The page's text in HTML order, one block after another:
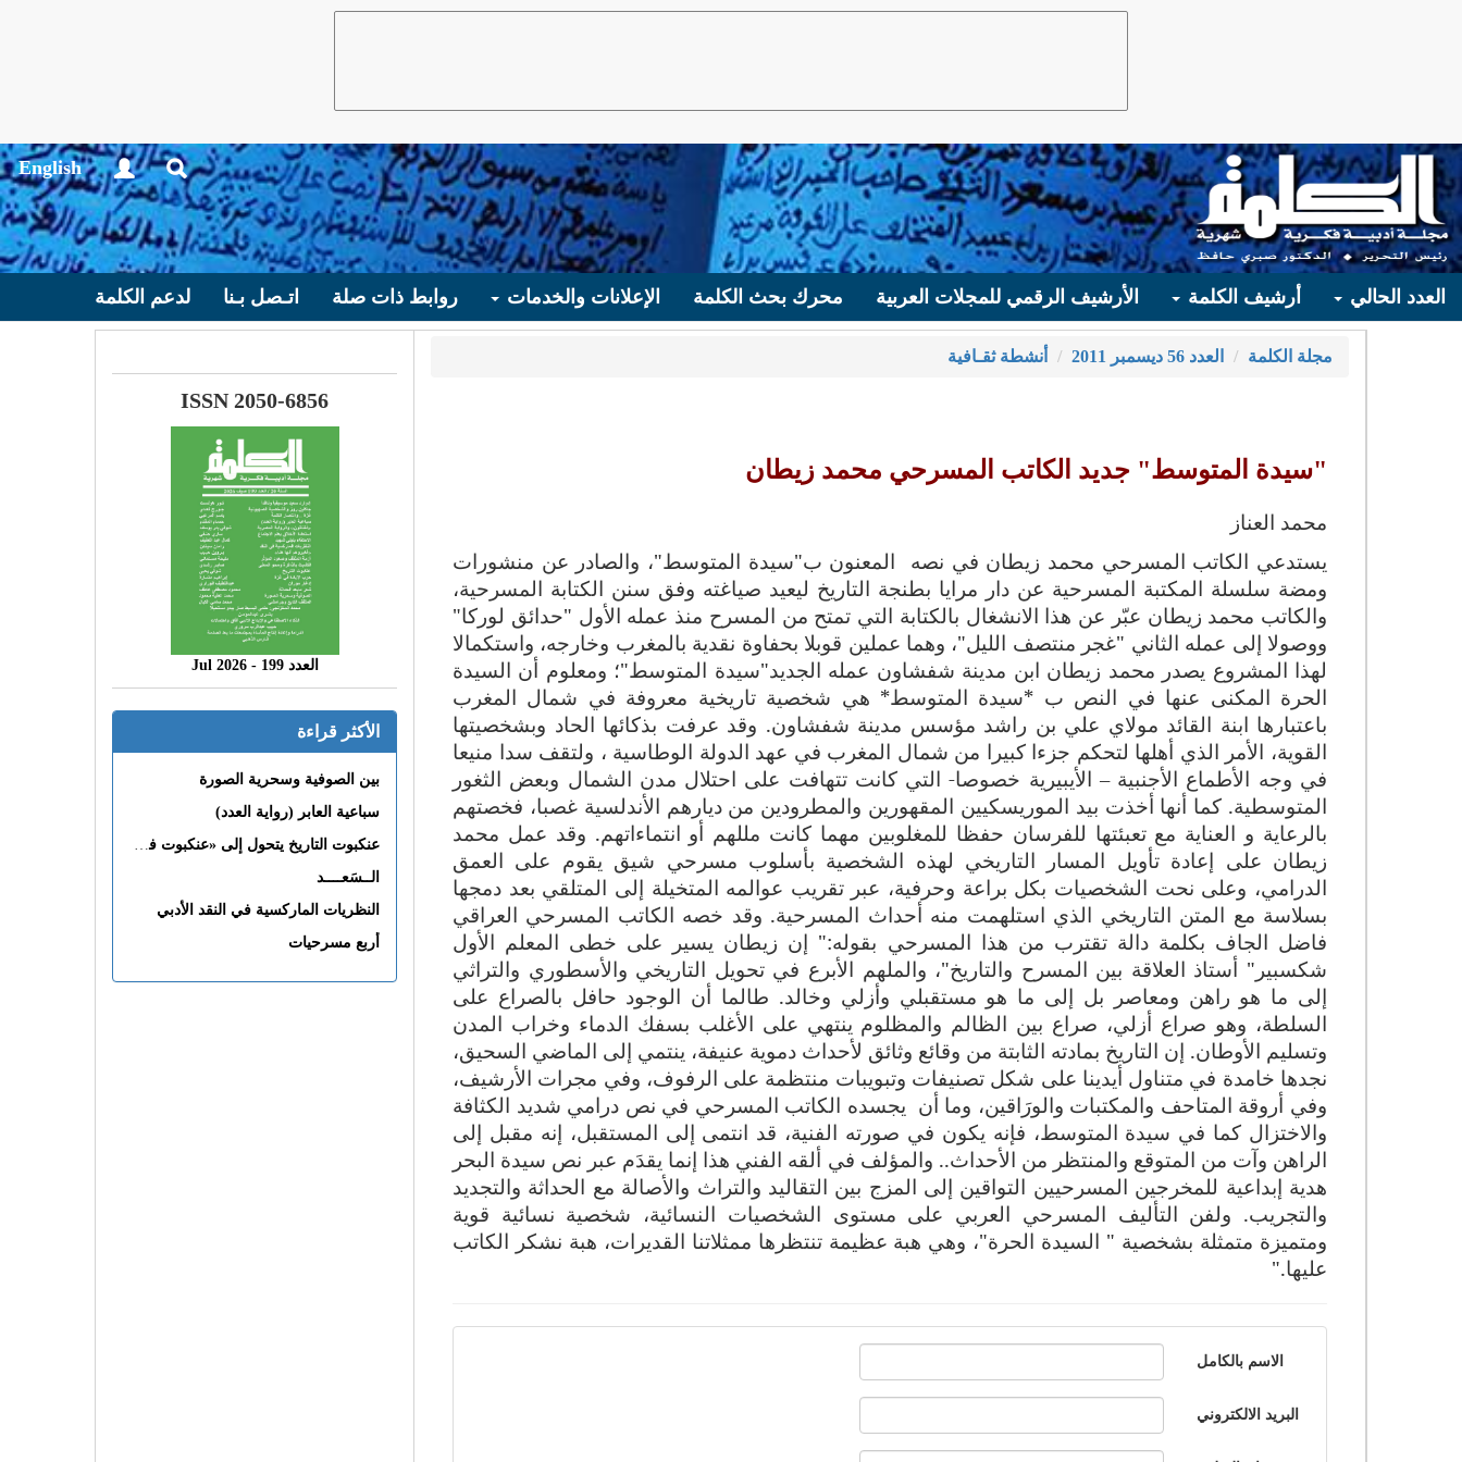
English
العدد الحالي أرشيف الكلمة الأرشيف الرقمي للمجلات العربية محرك بحث الكلمة الإعلانات والخدمات روابط ذات صلة اتـصل بـنا لدعم الكلمة
مجلة الكلمة العدد 56 ديسمبر 2011 أنشطة ثقـافية
"سيدة المتوسط" جديد الكاتب المسرحي محمد زيطان
محمد العناز
يستدعي الكاتب المسرحي محمد زيطان في نصه
المعنون ب"سيدة المتوسط"، والصادر عن منشورات
ومضة سلسلة المكتبة المسرحية عن دار مرايا بطنجة التاريخ ليعيد صياغته وفق سنن الكتابة المسرحية،
والكاتب محمد زيطان عبّر عن هذا الانشغال بالكتابة التي تمتح من المسرح منذ عمله الأول "حدائق لوركا"
ووصولا إلى عمله الثاني "غجر منتصف الليل"، وهما عملين قوبلا بحفاوة نقدية بالمغرب وخارجه، واستكمالا
لهذا المشروع يصدر محمد زيطان ابن مدينة شفشاون عمله الجديد"سيدة المتوسط"؛ ومعلوم أن السيدة
الحرة المكنى عنها في النص ب *سيدة المتوسط* هي شخصية تاريخية معروفة في شمال المغرب
باعتبارها ابنة القائد مولاي علي بن راشد مؤسس مدينة شفشاون. وقد عرفت بذكائها الحاد وبشخصيتها
القوية، الأمر الذي أهلها لتحكم جزءا كبيرا من شمال المغرب في عهد الدولة الوطاسية ، ولتقف سدا منيعا
في وجه الأطماع الأجنبية – الأيبيرية خصوصا- التي كانت تتهافت على احتلال مدن الشمال وبعض الثغور
المتوسطية. كما أنها أخذت بيد الموريسكيين المقهورين والمطرودين من ديارهم الأندلسية غصبا، فخصتهم
بالرعاية و العناية مع تعبئتها للفرسان حفظا للمغلوبين مهما كانت مللهم أو انتماءاتهم. وقد عمل محمد
زيطان على إعادة تأويل المسار التاريخي لهذه الشخصية بأسلوب مسرحي شيق يقوم على العمق
الدرامي، وعلى نحت الشخصيات بكل براعة وحرفية، عبر تقريب عوالمه المتخيلة إلى المتلقي بعد دمجها
بسلاسة مع المتن التاريخي الذي استلهمت منه أحداث المسرحية. وقد خصه الكاتب المسرحي العراقي
فاضل الجاف بكلمة دالة تقترب من هذا المسرحي بقوله:" إن زيطان يسير على خطى المعلم الأول
شكسبير" أستاذ العلاقة بين المسرح والتاريخ"، والملهم الأبرع في تحويل التاريخي والأسطوري والتراثي
إلى ما هو راهن ومعاصر بل إلى ما هو مستقبلي وأزلي وخالد. طالما أن الوجود حافل بالصراع على
السلطة، وهو صراع أزلي، صراع بين الظالم والمظلوم ينتهي على الأغلب بسفك الدماء وخراب المدن
وتسليم الأوطان. إن التاريخ بمادته الثابتة من وقائع وثائق لأحداث دموية عنيفة، ينتمي إلى الماضي السحيق،
نجدها خامدة في متناول أيدينا على شكل تصنيفات وتبويبات منتظمة على الرفوف، وفي مجرات الأرشيف،
وفي أروقة المتاحف والمكتبات والورَاقين، وما أن يجسده الكاتب المسرحي في نص درامي شديد الكثافة
والاختزال كما في سيدة المتوسط، فإنه يكون في صورته الفنية، قد انتمى إلى المستقبل، إنه مقبل إلى
الراهن وآت من المتوقع والمنتظر من الأحداث.. والمؤلف في ألقه الفني هذا إنما يقدَم عبر نص سيدة البحر
هدية إبداعية للمخرجين المسرحيين التواقين إلى المزج بين التقاليد والتراث والأصالة مع الحداثة والتجديد
والتجريب. ولفن التأليف المسرحي العربي على مستوى الشخصيات النسائية، شخصية نسائية قوية
ومتميزة متمثلة بشخصية " السيدة الحرة"، وهي هبة عظيمة تنتظرها ممثلاتنا القديرات، هبة نشكر الكاتب
عليها."
الاسم بالكامل
البريد الالكتروني
ISSN 2050-6856
العدد 199 - 2026 Jul
الأكثر قراءة
بين الصوفية وسحرية الصورة
سباعية العابر (رواية العدد)
عنكبوت التاريخ يتحول إلى «عنكبوت فى القلب»
الــسَعــــد
النظريات الماركسية في النقد الأدبي
أربع مسرحيات